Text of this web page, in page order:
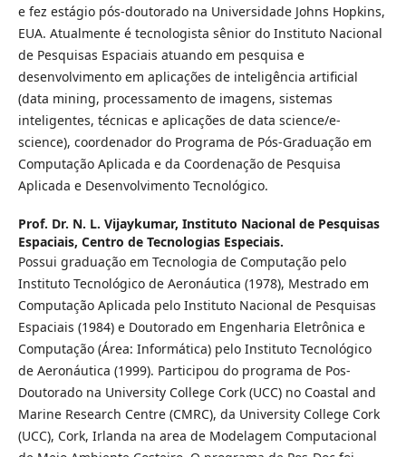
e fez estágio pós-doutorado na Universidade Johns Hopkins,
EUA. Atualmente é tecnologista sênior do Instituto Nacional
de Pesquisas Espaciais atuando em pesquisa e
desenvolvimento em aplicações de inteligência artificial
(data mining, processamento de imagens, sistemas
inteligentes, técnicas e aplicações de data science/e-
science), coordenador do Programa de Pós-Graduação em
Computação Aplicada e da Coordenação de Pesquisa
Aplicada e Desenvolvimento Tecnológico.
Prof. Dr. N. L. Vijaykumar, Instituto Nacional de Pesquisas
Espaciais, Centro de Tecnologias Especiais.
Possui graduação em Tecnologia de Computação pelo
Instituto Tecnológico de Aeronáutica (1978), Mestrado em
Computação Aplicada pelo Instituto Nacional de Pesquisas
Espaciais (1984) e Doutorado em Engenharia Eletrônica e
Computação (Área: Informática) pelo Instituto Tecnológico
de Aeronáutica (1999). Participou do programa de Pos-
Doutorado na University College Cork (UCC) no Coastal and
Marine Research Centre (CMRC), da University College Cork
(UCC), Cork, Irlanda na area de Modelagem Computacional